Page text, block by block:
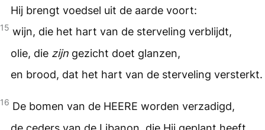
Hij brengt voedsel uit de aarde voort:
15 wijn, die het hart van de sterveling verblijdt,
olie, die zijn gezicht doet glanzen,
en brood, dat het hart van de sterveling versterkt.
16 De bomen van de HEERE worden verzadigd,